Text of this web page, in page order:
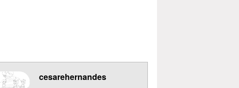
cesarehernandes